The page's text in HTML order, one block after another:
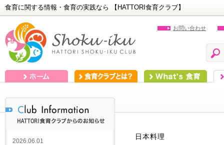
食育に関する情報・食育の実践なら 【HATTORI食育クラブ】
お問い合わせ
日本料理
2026.06.01